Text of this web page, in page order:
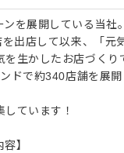
を展開している当社。
出店して以来、「元
生かしたお店づく
ドで約340店舗を展開
ています！
】